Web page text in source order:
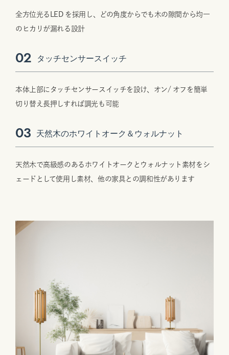
全方位光るLED を採用し、どの角度からでも木の隙間から均一
のヒカリが漏れる設計
02 タッチセンサースイッチ
本体上部にタッチセンサースイッチを設け、オン/ オフを簡単
切り替え長押しすれば調光も可能
03 天然木のホワイトオーク＆ウォルナット
天然木で高級感のあるホワイトオークとウォルナット素材をシ
ェードとして使用し素材、他の家具との調和性があります